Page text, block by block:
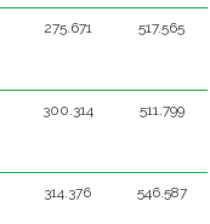
275.671 517.565
300.314 511.799
314.376 546.587